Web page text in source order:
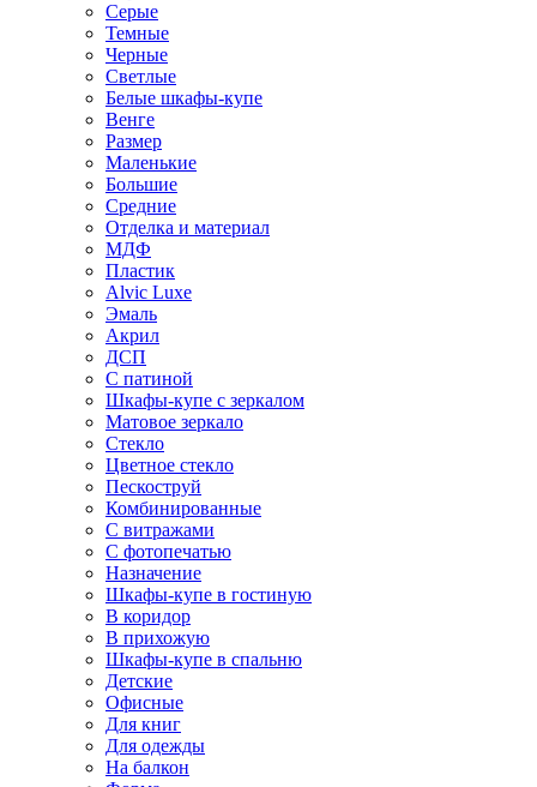
Серые
Темные
Черные
Светлые
Белые шкафы-купе
Венге
Размер
Маленькие
Большие
Средние
Отделка и материал
МДФ
Пластик
Alvic Luxe
Эмаль
Акрил
ДСП
С патиной
Шкафы-купе с зеркалом
Матовое зеркало
Стекло
Цветное стекло
Пескоструй
Комбинированные
С витражами
С фотопечатью
Назначение
Шкафы-купе в гостиную
В коридор
В прихожую
Шкафы-купе в спальню
Детские
Офисные
Для книг
Для одежды
На балкон